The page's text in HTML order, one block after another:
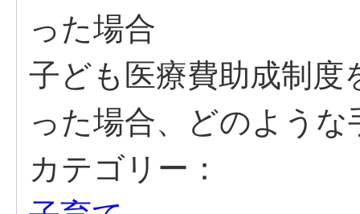
った場合
子ども医療費助成制度
った場合、どのよう
カテゴリー：